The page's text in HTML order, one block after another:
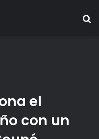
el
con un